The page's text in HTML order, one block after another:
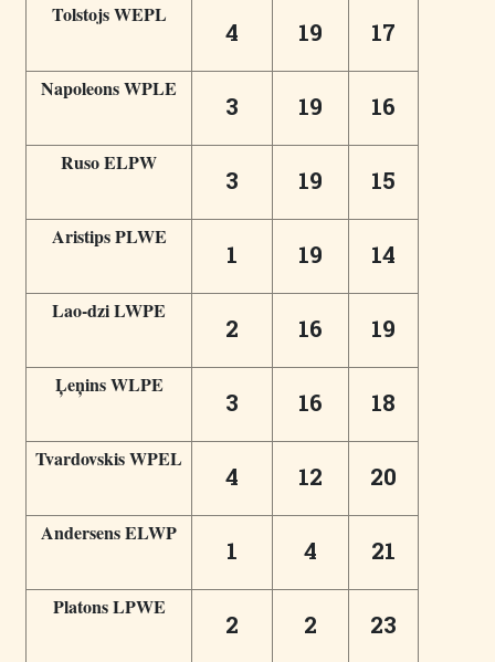
Tolstojs WEPL
4 19 17
Napoleons WPLE
3 19 16
Ruso ELPW
3 19 15
Aristips PLWE
1 19 14
Lao-dzi LWPE
2 16 19
Ļeņins WLPE
3 16 18
Tvardovskis WPEL
4 12 20
Andersens ELWP
1 4 21
Platons LPWE
2 2 23